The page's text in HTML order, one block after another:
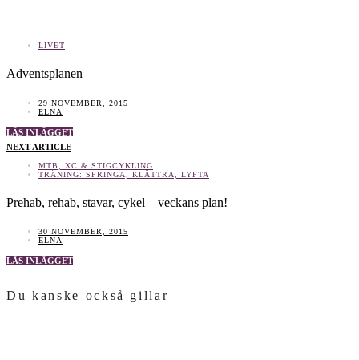
LIVET
Adventsplanen
29 NOVEMBER, 2015
ELNA
LÄS INLÄGGET
NEXT ARTICLE
MTB, XC & STIGCYKLING
TRÄNING: SPRINGA, KLÄTTRA, LYFTA
Prehab, rehab, stavar, cykel – veckans plan!
30 NOVEMBER, 2015
ELNA
LÄS INLÄGGET
Du kanske också gillar